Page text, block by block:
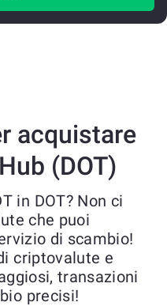
acquistare
(DOT)
in DOT? Non ci
che puoi
di scambio!
criptovalute e
transazioni
precisi!